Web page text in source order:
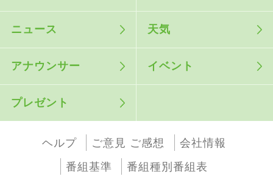
ニュース 天気
アナウンサー イベント
プレゼント
ヘルプ ご意見 ご感想
会社情報
番組基準
番組種別番組表